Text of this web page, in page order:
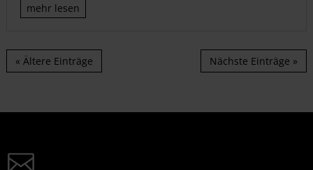
mehr lesen
« Ältere Einträge Nächste Einträge »